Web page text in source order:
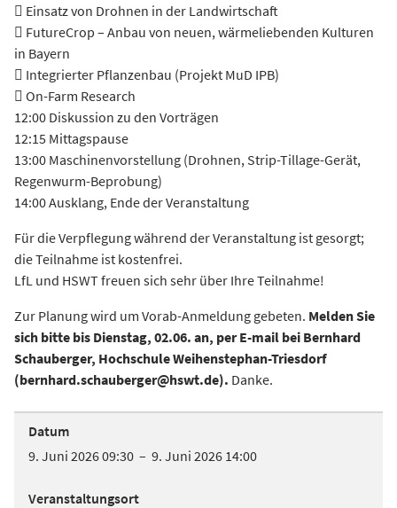
 Einsatz von Drohnen in der Landwirtschaft
 FutureCrop – Anbau von neuen, wärmeliebenden Kulturen
in Bayern
 Integrierter Pflanzenbau (Projekt MuD IPB)
 On-Farm Research
12:00 Diskussion zu den Vorträgen
12:15 Mittagspause
13:00 Maschinenvorstellung (Drohnen, Strip-Tillage-Gerät,
Regenwurm-Beprobung)
14:00 Ausklang, Ende der Veranstaltung
Für die Verpflegung während der Veranstaltung ist gesorgt;
die Teilnahme ist kostenfrei.
LfL und HSWT freuen sich sehr über Ihre Teilnahme!
Zur Planung wird um Vorab-Anmeldung gebeten. Melden Sie
sich bitte bis Dienstag, 02.06. an, per E-mail bei Bernhard
Schauberger, Hochschule Weihenstephan-Triesdorf
(bernhard.schauberger@hswt.de). Danke.
Datum
9. Juni 2026 09:30 – 9. Juni 2026 14:00
Veranstaltungsort